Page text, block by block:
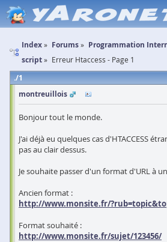
Index Forums Programmation
script
Erreur Htaccess - Page 1
1
montreuillois
Bonjour tout le monde.
J'ai déjà eu quelques cas d'HTACCESS
pas au clair dessus.
Je souhaite passer d'un format d'URL à
Ancien format :
http://www.monsite.fr/
Format souhaité :
http://www.monsite.fr/sujet/123456/